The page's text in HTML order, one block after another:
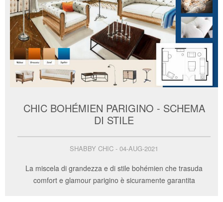
CHIC BOHÉMIEN PARIGINO - SCHEMA
DI STILE
SHABBY CHIC - 04-AUG-2021
La miscela di grandezza e di stile bohémien che trasuda
comfort e glamour parigino è sicuramente garantita